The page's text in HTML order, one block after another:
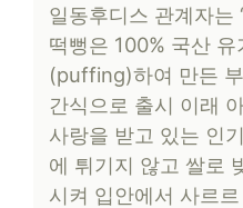
일동후디스 관계자는
떡뻥은 100% 국산 유
(puffing)하여 만든
간식으로 출시 이래
사랑을 받고 있는 인
에 튀기지 않고 쌀로
시켜 입안에서 사르